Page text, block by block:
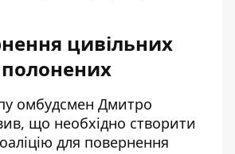
цивільних
полонених
омбудсмен Дмитро
що необхідно створити
для повернення